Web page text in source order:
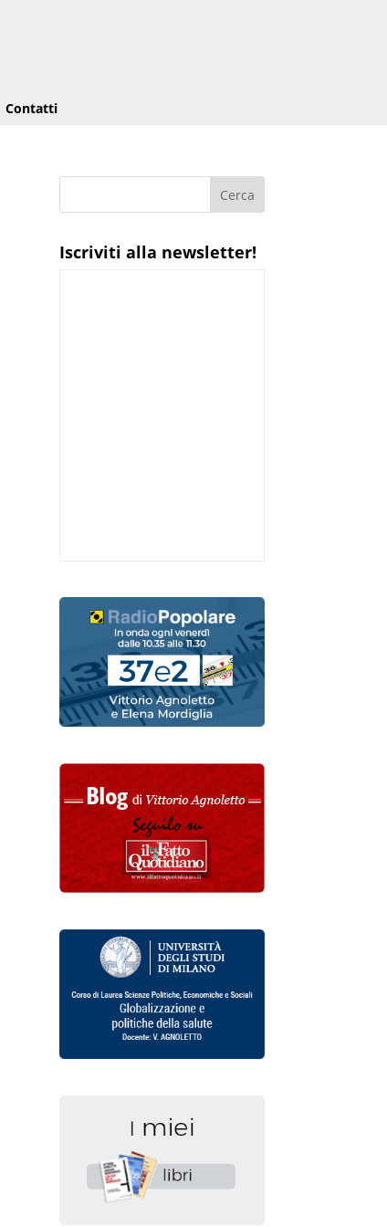
Contatti
Iscriviti alla newsletter!